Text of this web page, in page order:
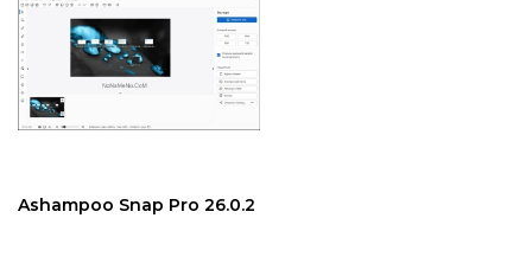
Ashampoo Snap Pro 26.0.2